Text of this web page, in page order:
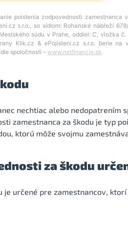
nechtiac alebo nedopatrením
zamestnanca za škodu je typ
ktorú môže svojmu
za škodu
je určené pre zamestnancov, ktorí